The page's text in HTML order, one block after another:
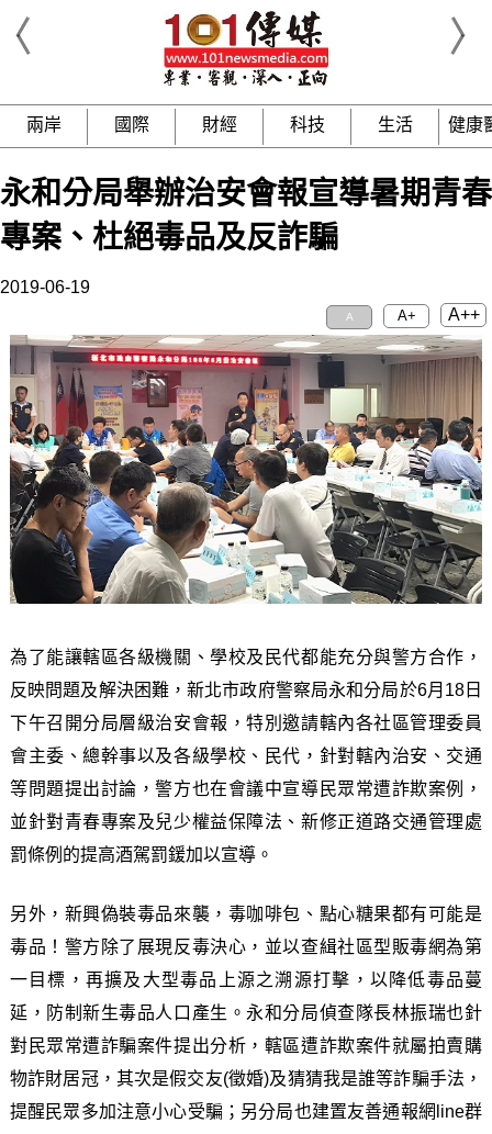
兩岸 國際 財經 科技 生活 健康
永和分局舉辦治安會報宣導暑期青春
專案、杜絕毒品及反詐騙
2019-06-19
A A+ A++
為了能讓轄區各級機關、學校及民代都能充分與警方合作，
反映問題及解決困難，新北市政府警察局永和分局於6月18日
下午召開分局層級治安會報，特別邀請轄內各社區管理委員
會主委、總幹事以及各級學校、民代，針對轄內治安、交通
等問題提出討論，警方也在會議中宣導民眾常遭詐欺案例，
並針對青春專案及兒少權益保障法、新修正道路交通管理處
罰條例的提高酒駕罰鍰加以宣導。
另外，新興偽裝毒品來襲，毒咖啡包、點心糖果都有可能是
毒品！警方除了展現反毒決心，並以查緝社區型販毒網為第
一目標，再擴及大型毒品上源之溯源打擊，以降低毒品蔓
延，防制新生毒品人口產生。永和分局偵查隊長林振瑞也針
對民眾常遭詐騙案件提出分析，轄區遭詐欺案件就屬拍賣購
物詐財居冠，其次是假交友(徵婚)及猜猜我是誰等詐騙手法，
提醒民眾多加注意小心受騙；另分局也建置友善通報網line群